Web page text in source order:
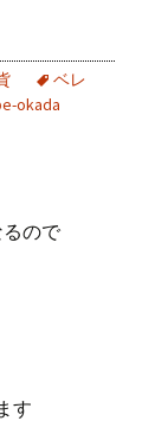
ベレ
okada
ので
す